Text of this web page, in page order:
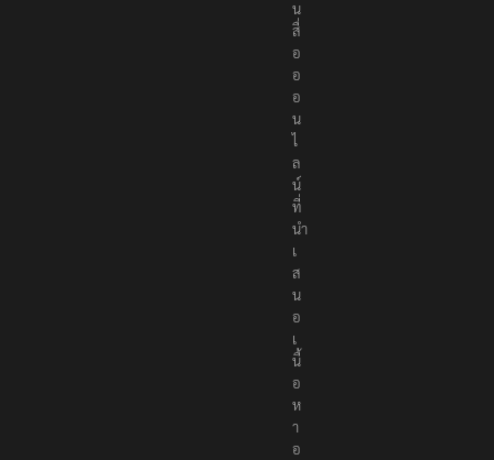
น
สื่
อ
อ
อ
น
ไ
ล
น์
ที่
นำ
เ
ส
น
อ
เ
นื้
อ
ห
า
อ